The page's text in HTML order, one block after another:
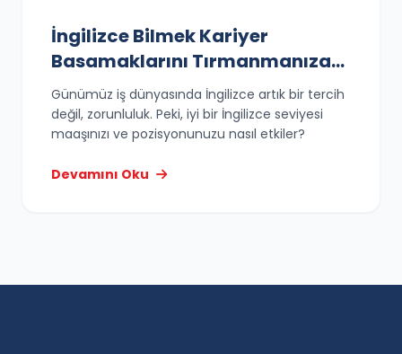
İngilizce Bilmek Kariyer
Basamaklarını Tırmanmanıza
Nasıl Yardımcı Olur?
Günümüz iş dünyasında İngilizce artık bir tercih
değil, zorunluluk. Peki, iyi bir İngilizce seviyesi
maaşınızı ve pozisyonunuzu nasıl etkiler?
Devamını Oku